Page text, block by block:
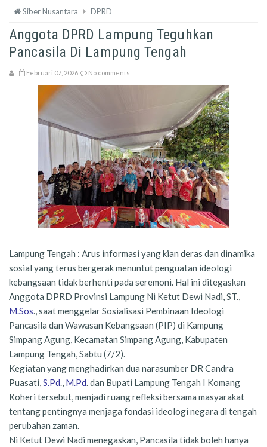
Siber Nusantara DPRD
Anggota DPRD Lampung Teguhkan
Pancasila Di Lampung Tengah
Februari 07, 2026 No comments
Lampung Tengah : Arus informasi yang kian deras dan dinamika
sosial yang terus bergerak menuntut penguatan ideologi
kebangsaan tidak berhenti pada seremoni. Hal ini ditegaskan
Anggota DPRD Provinsi Lampung Ni Ketut Dewi Nadi, ST.,
M.Sos., saat menggelar Sosialisasi Pembinaan Ideologi
Pancasila dan Wawasan Kebangsaan (PIP) di Kampung
Simpang Agung, Kecamatan Simpang Agung, Kabupaten
Lampung Tengah, Sabtu (7/2).
Kegiatan yang menghadirkan dua narasumber DR Candra
Puasati,S.Pd., M.Pd. dan Bupati Lampung Tengah I Komang
Koheri tersebut, menjadi ruang refleksi bersama masyarakat
tentang pentingnya menjaga fondasi ideologi negara di tengah
perubahan zaman.
Ni Ketut Dewi Nadi menegaskan, Pancasila tidak boleh hanya